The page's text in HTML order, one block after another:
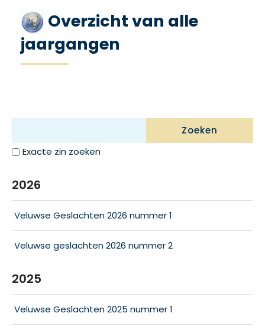
Overzicht van alle
jaargangen
Zoeken
Exacte zin zoeken
2026
Veluwse Geslachten 2026 nummer 1
Veluwse geslachten 2026 nummer 2
2025
Veluwse Geslachten 2025 nummer 1